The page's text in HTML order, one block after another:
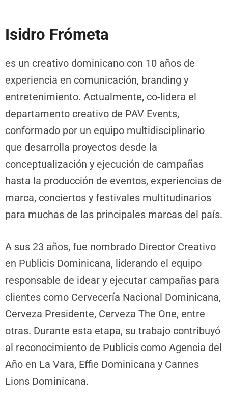
Isidro Frómeta
es un creativo dominicano con 10 años de
experiencia en comunicación, branding y
entretenimiento. Actualmente, co-lidera el
departamento creativo de PAV Events,
conformado por un equipo multidisciplinario
que desarrolla proyectos desde la
conceptualización y ejecución de campañas
hasta la producción de eventos, experiencias de
marca, conciertos y festivales multitudinarios
para muchas de las principales marcas del país.
A sus 23 años, fue nombrado Director Creativo
en Publicis Dominicana, liderando el equipo
responsable de idear y ejecutar campañas para
clientes como Cervecería Nacional Dominicana,
Cerveza Presidente, Cerveza The One, entre
otras. Durante esta etapa, su trabajo contribuyó
al reconocimiento de Publicis como Agencia del
Año en La Vara, Effie Dominicana y Cannes
Lions Dominicana.